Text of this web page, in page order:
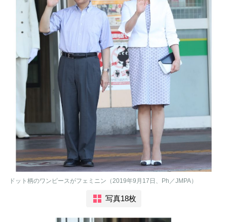
ドット柄のワンピースがフェミニン（2019年9月17日、Ph／JMPA）
写真18枚